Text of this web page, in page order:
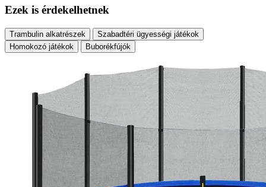
Ezek is érdekelhetnek
Trambulin alkatrészek
Szabadtéri ügyességi játékok
Homokozó játékok
Buborékfújók